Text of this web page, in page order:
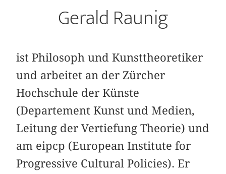
Gerald Raunig
ist Philosoph und Kunsttheoretiker
und arbeitet an der Zürcher
Hochschule der Künste
(Departement Kunst und Medien,
Leitung der Vertiefung Theorie) und
am eipcp (European Institute for
Progressive Cultural Policies). Er